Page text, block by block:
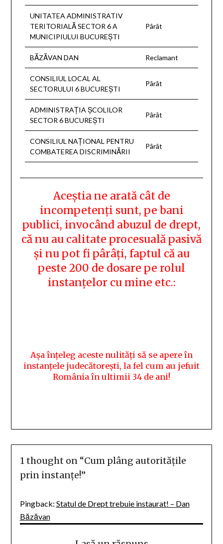
UNITATEA ADMINISTRATIV
TERITORIALĂ SECTOR 6 A
MUNICIPIULUI BUCUREŞTI
Pârât
BĂZĂVAN DAN Reclamant
CONSILIUL LOCAL AL
SECTORULUI 6 BUCUREŞTI
Pârât
ADMINISTRAŢIA ŞCOLILOR
SECTOR 6 BUCUREŞTI
Pârât
CONSILIUL NAŢIONAL PENTRU
COMBATEREA DISCRIMINĂRII
Pârât
Aceștia ne arată cât de
incompetenți sunt, pe bani
publici, invocând abuzul de drept,
că nu au calitate procesuală pasivă
și nu pot fi pârâți, faptul că au
peste 200 de dosare pe rolul
instanțelor cu mine etc.:
Așa înțeleg aceste nulități să se apere în
instanțele judecătorești, la fel cum au jefuit
România în ultimii 34 de ani!
1 thought on “Cum plâng autoritățile
prin instanțe!”
Pingback: Statul de Drept trebuie instaurat! – Dan
Băzăvan